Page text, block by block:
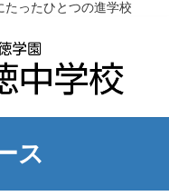
ったひとつの進学校
ス